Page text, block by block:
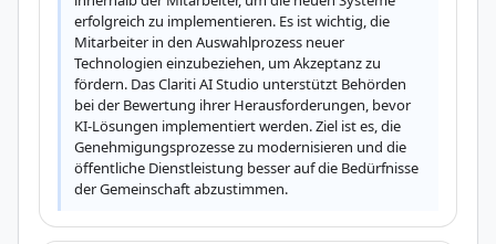
erfolgreich zu implementieren. Es ist wichtig, die
Mitarbeiter in den Auswahlprozess neuer
Technologien einzubeziehen, um Akzeptanz zu
fördern. Das Clariti AI Studio unterstützt Behörden
bei der Bewertung ihrer Herausforderungen, bevor
KI-Lösungen implementiert werden. Ziel ist es, die
Genehmigungsprozesse zu modernisieren und die
öffentliche Dienstleistung besser auf die Bedürfnisse
der Gemeinschaft abzustimmen.